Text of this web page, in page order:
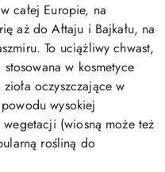
całej Europie, na
aż do Ałtaju i Bajkału, na
To uciążliwy chwast,
w kosmetyce
oczyszczające w
wysokiej
(wiosną może też
rośliną do